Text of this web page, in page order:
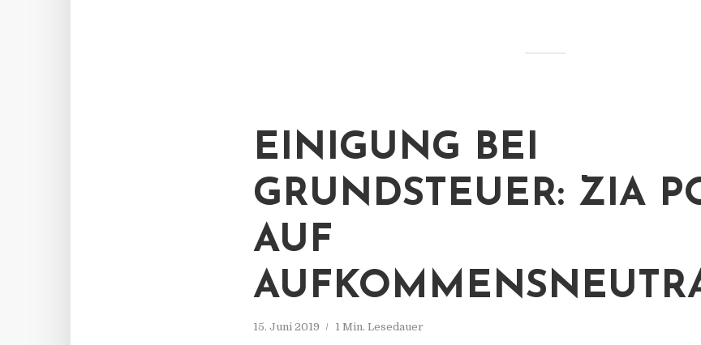
EINIGUNG BEI
GRUNDSTEUER: ZIA
AUF
15. Juni 2019 1 Min. Lesedauer